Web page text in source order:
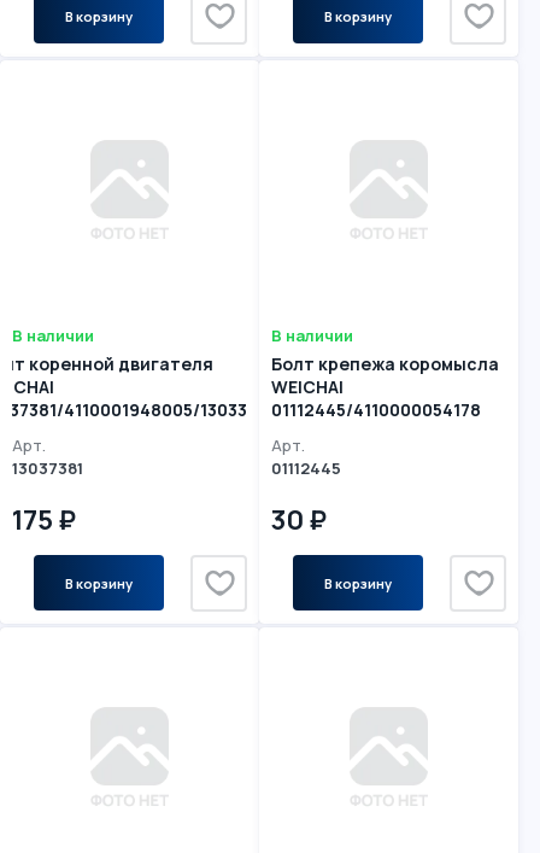
В корзину В корзину
В наличии
коренной двигателя
4110001948005/13033057
Арт.
13037381
175 ₽
В корзину
В наличии
Болт крепежа коромысла
WEICHAI
01112445/4110000054178
Арт.
01112445
30 ₽
В корзину